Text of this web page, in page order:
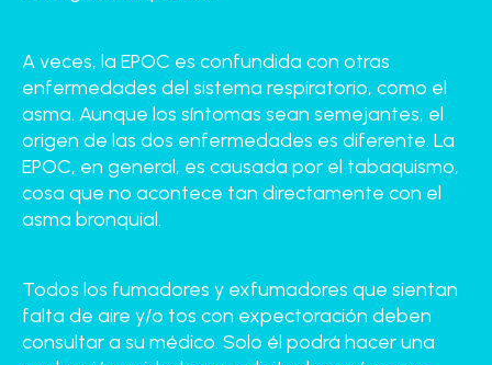
A veces, la EPOC es confundida con otras
enfermedades del sistema respiratorio, como el
asma. Aunque los síntomas sean semejantes, el
origen de las dos enfermedades es diferente. La
EPOC, en general, es causada por el tabaquismo,
cosa que no acontece tan directamente con el
asma bronquial.
Todos los fumadores y exfumadores que sientan
falta de aire y/o tos con expectoración deben
consultar a su médico. Solo él podrá hacer una